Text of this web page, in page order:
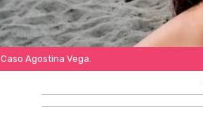
Caso Agostina Vega.